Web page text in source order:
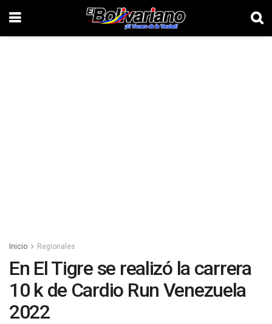
Inicio Regionales
En El Tigre se realizó la carrera
10 k de Cardio Run Venezuela
2022